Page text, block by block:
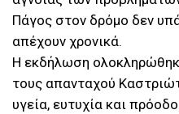
Πάγος στον δρόμο δεν
απέχουν χρονικά.
Η εκδήλωση
τους απανταχού
υγεία, ευτυχία και